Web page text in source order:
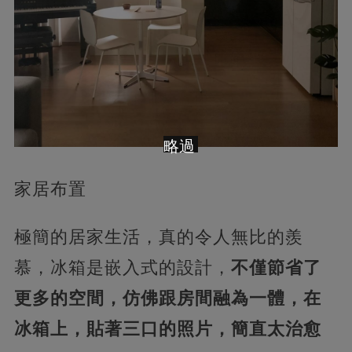
家居布置
極簡的居家生活，真的令人無比的羨
慕，冰箱是嵌入式的設計， 不僅節省了
更多的空間，仿佛跟房間融為一體，在
冰箱上，貼著三口的照片，簡直太治愈
略過